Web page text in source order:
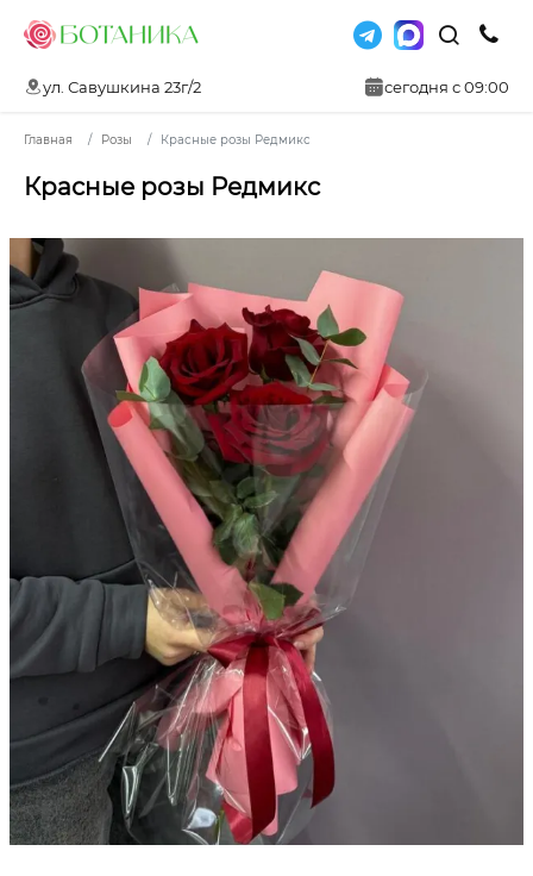
ул. Савушкина 23г/2 сегодня с 09:00
Главная Розы Красные розы Редмикс
Красные розы Редмикс